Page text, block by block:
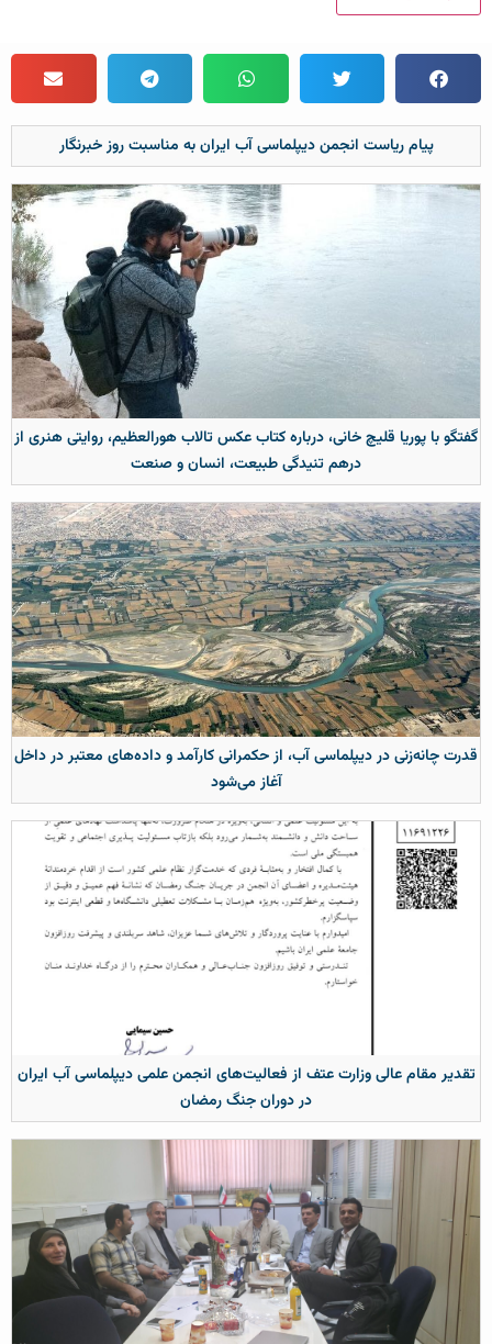
پیام ریاست انجمن دیپلماسی آب ایران به مناسبت روز خبرنگار
گفتگو با پوریا قلیچ خانی، درباره کتاب عکس تالاب هورالعظیم، روایتی هنری از
درهم تنیدگی طبیعت، انسان و صنعت
قدرت چانه‌زنی در دیپلماسی آب، از حکمرانی کارآمد و داده‌های معتبر در داخل
آغاز می‌شود
تقدیر مقام عالی وزارت عتف از فعالیت‌های انجمن علمی دیپلماسی آب ایران
در دوران جنگ رمضان